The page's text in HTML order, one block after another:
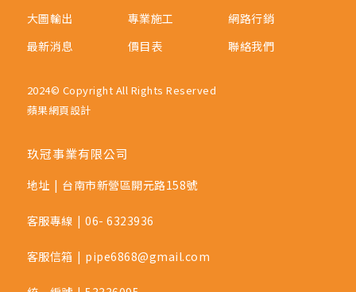
大圖輸出
專業施工
網路行銷
最新消息
價目表 聯絡我們
2024© Copyright All Rights Reserved
蘋果網頁設計
玖冠事業有限公司
地址 | 台南市新營區開元路158號
客服專線 | 06- 6323936
客服信箱 | pipe6868@gmail.com